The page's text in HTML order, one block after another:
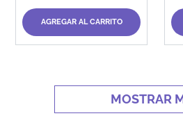
AGREGAR AL CARRITO
MOSTRAR